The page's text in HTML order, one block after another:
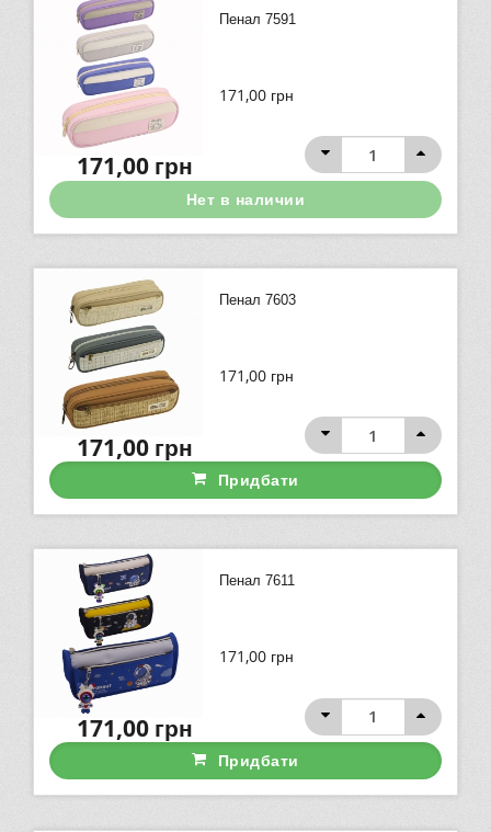
Пенал 7591
171,00 грн
171,00грн
Нет в наличии
Пенал 7603
171,00 грн
171,00грн
Придбати
Пенал 7611
171,00 грн
171,00грн
Придбати